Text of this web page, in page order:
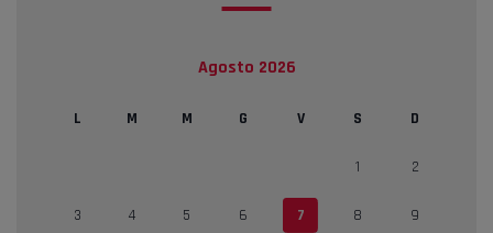
Agosto 2026
L M M G V S D
1 2
3 4 5 6 7 8 9